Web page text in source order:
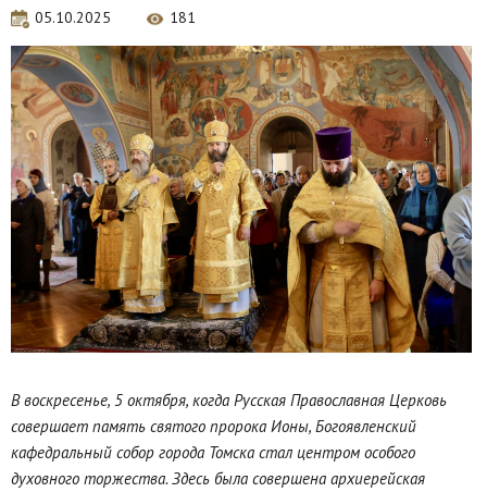
05.10.2025 181
В воскресенье, 5 октября, когда Русская Православная Церковь
совершает память святого пророка Ионы, Богоявленский
кафедральный собор города Томска стал центром особого
духовного торжества. Здесь была совершена архиерейская